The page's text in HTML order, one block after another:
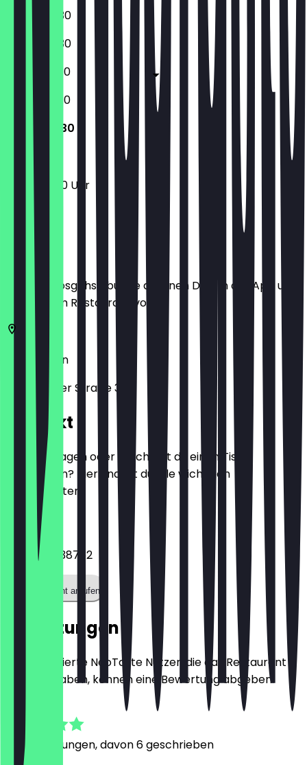
09:00 - 18:30
09:00 - 18:30
09:00 - 19:30
09:00 - 19:30
10:00 - 19:30
10:00 - 19:30 Uhr
Bevor du losgehst, buche dir einen Deal in der App und
zeige ihn im Restaurant vor.
10559
Berlin
Rathenower Straße 34
Kontakt
Hast du Fragen oder möchtest du einen Tisch
reservieren? Hier findest du alle wichtigen
Kontaktdaten.
Telefon
+4917621638752
Restaurant anrufen
Bewertungen
Nur registrierte NeoTaste Nutzer, die das Restaurant
besucht haben, können eine Bewertung abgeben.
Bewertungen, davon 6 geschrieben